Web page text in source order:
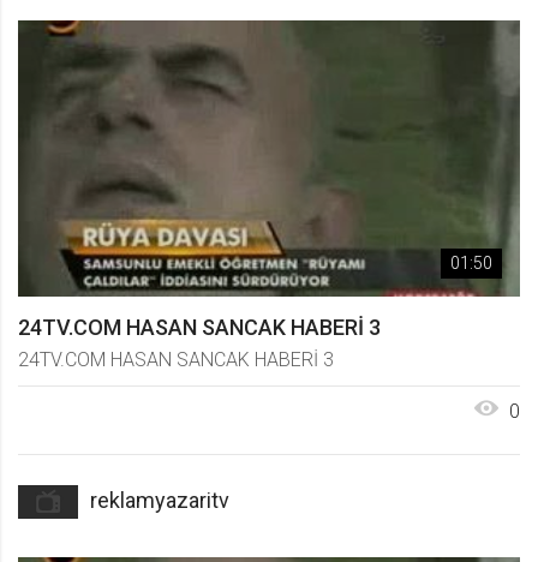
01:50
24TV.COM HASAN SANCAK HABERİ 3
24TV.COM HASAN SANCAK HABERİ 3
0
reklamyazaritv